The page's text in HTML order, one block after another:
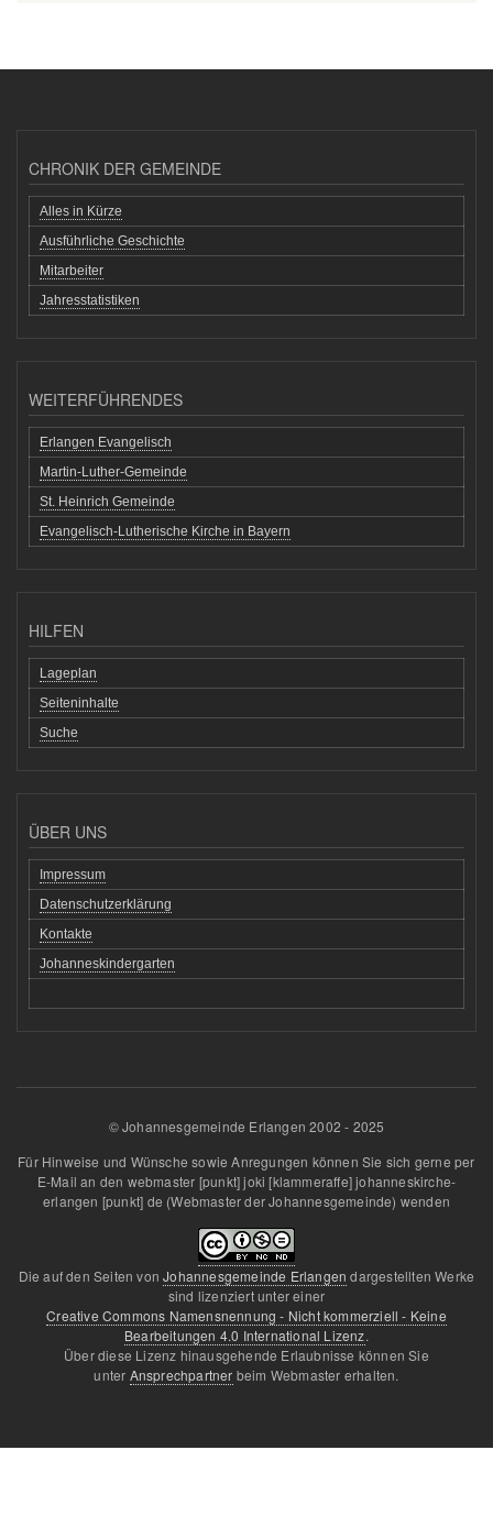
CHRONIK DER GEMEINDE
Alles in Kürze
Ausführliche Geschichte
Mitarbeiter
Jahresstatistiken
WEITERFÜHRENDES
Erlangen Evangelisch
Martin-Luther-Gemeinde
St. Heinrich Gemeinde
Evangelisch-Lutherische Kirche in Bayern
HILFEN
Lageplan
Seiteninhalte
Suche
ÜBER UNS
Impressum
Datenschutzerklärung
Kontakte
Johanneskindergarten
© Johannesgemeinde Erlangen 2002 - 2025
Für Hinweise und Wünsche sowie Anregungen können Sie sich gerne per
E-Mail an den webmaster [punkt]joki [klammeraffe]johanneskirche-
erlangen [punkt] de (Webmaster der Johannesgemeinde) wenden
Die auf den Seiten vonJohannesgemeinde Erlangen dargestellten Werke
sind lizenziert unter einer
Creative Commons Namensnennung - Nicht kommerziell - Keine
Bearbeitungen 4.0 International Lizenz.
Über diese Lizenz hinausgehende Erlaubnisse können Sie
unter Ansprechpartner beim Webmaster erhalten.